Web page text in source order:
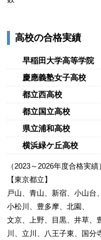
高校の合格実績
早稲田大学高等学院
慶應義塾女子高校
都立西高校
都立国立高校
県立浦和高校
横浜緑ケ丘高校
（2023～2026年度合格実績
【東京都立】
戸山、青山、新宿、小山台
小松川、豊多摩、北園、
文京、上野、目黒、井草、
川、立川、八王子東、国分